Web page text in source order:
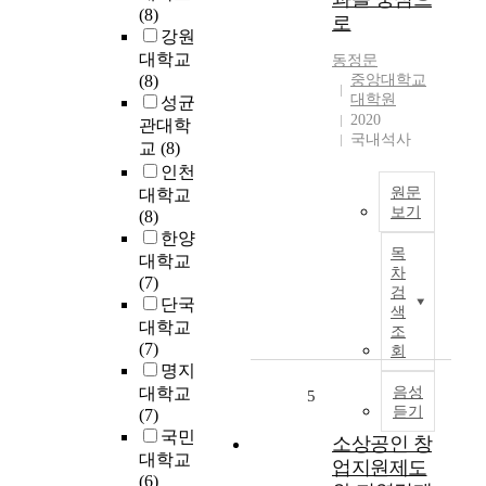
(8)
강원
대학교
(8)
성균
관대학
교 (8)
인천
대학교
(8)
한양
대학교
(7)
단국
대학교
(7)
명지
대학교
(7)
국민
대학교
(6)
요
j
로
동정문
중앙대학교
대학원
2020
국내석사
원문
보기
목
차
검
색
조
회
음성
듣기
5
소상공인 창
업지원제도